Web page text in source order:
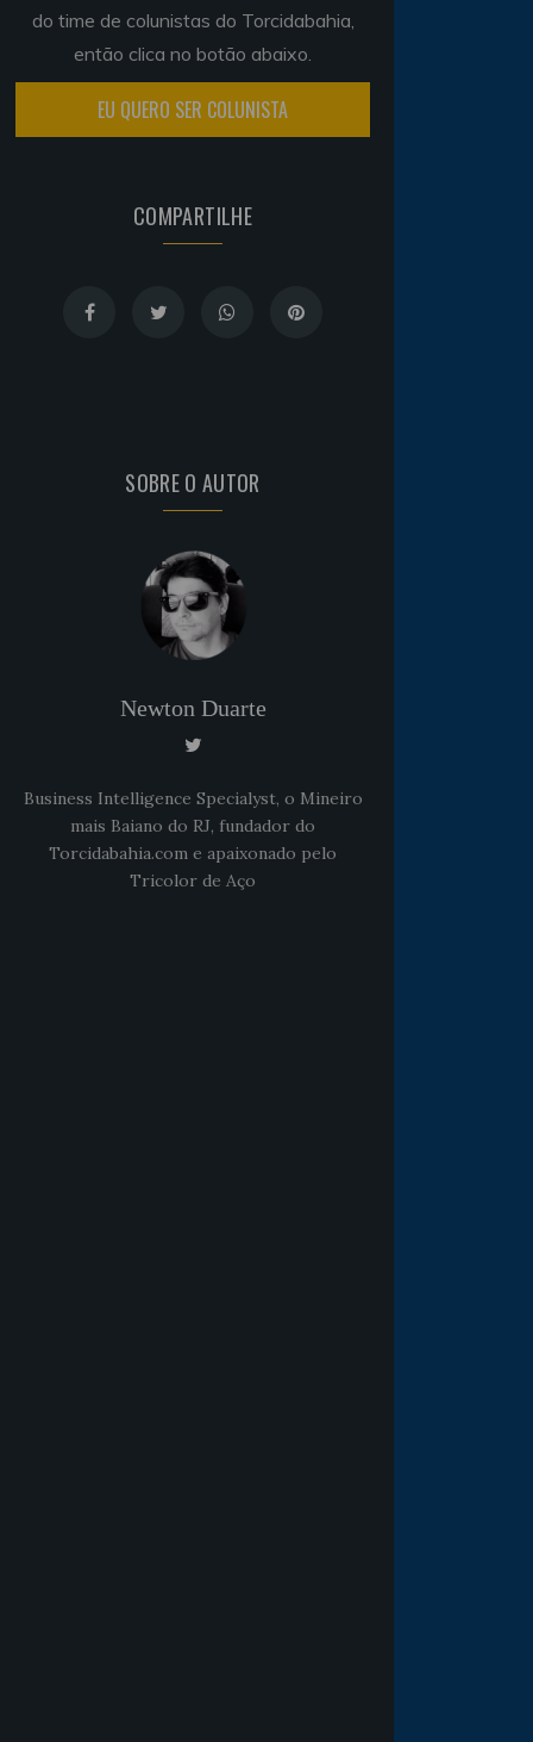
do time de colunistas do Torcidabahia,
então clica no botão abaixo.
EU QUERO SER COLUNISTA
COMPARTILHE
SOBRE O AUTOR
Newton Duarte
Business Intelligence Specialyst, o Mineiro
mais Baiano do RJ, fundador do
Torcidabahia.com e apaixonado pelo
Tricolor de Aço